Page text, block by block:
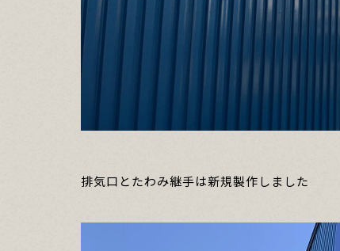
排気口とたわみ継手は新規製作しました